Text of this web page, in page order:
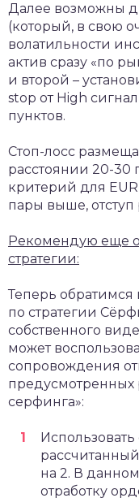
Далее возможны
(который, в свою
волатильности
актив сразу «по
и второй –
stop от High
пунктов.
Стоп-лосс
расстоянии 20-30
критерий для
пары выше, отступ
Рекомендую еще
стратегии:
Теперь
по стратегии
собственного
может
сопровождения
предусмотренных
серфинга»:
на 2. В
отработку